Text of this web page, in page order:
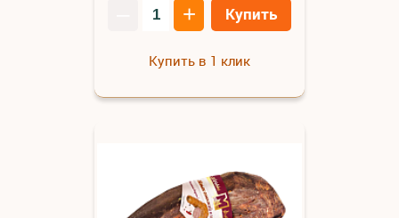
+ Купить
Купить в 1 клик